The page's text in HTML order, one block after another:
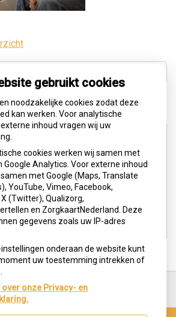
gebruikt cookies
noodzakelijke cookies zodat deze
kan werken. Voor analytische
inhoud vragen wij uw
cookies werken wij samen met
Google Analytics. Voor externe inhoud
met Google (Maps, Translate
YouTube, Vimeo, Facebook,
(Twitter), Qualizorg,
en ZorgkaartNederland. Deze
gegevens zoals uw IP-adres
instellingen onderaan de website kunt
uw toestemming intrekken of
over onze Privacy- en